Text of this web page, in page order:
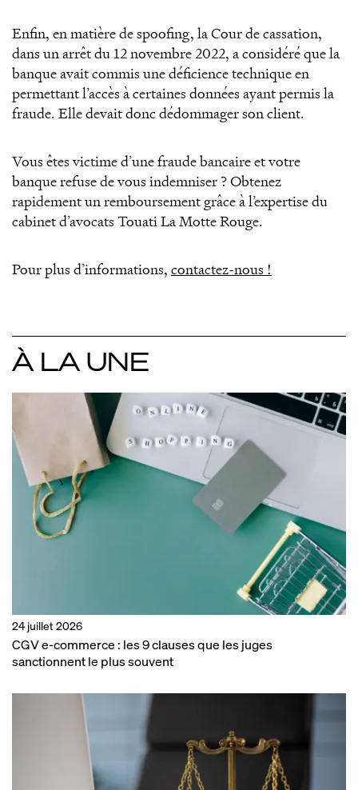
Enfin, en matière de spoofing, la Cour de cassation,
dans un arrêt du 12 novembre 2022, a considéré que la
banque avait commis une déficience technique en
permettant l’accès à certaines données ayant permis la
fraude. Elle devait donc dédommager son client.
Vous êtes victime d’une fraude bancaire et votre
banque refuse de vous indemniser ? Obtenez
rapidement un remboursement grâce à l’expertise du
cabinet d’avocats Touati La Motte Rouge.
Pour plus d’informations, contactez-nous !
À LA UNE
24 juillet 2026
CGV e-commerce : les 9 clauses que les juges
sanctionnent le plus souvent